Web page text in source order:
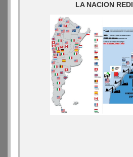
LA NACION